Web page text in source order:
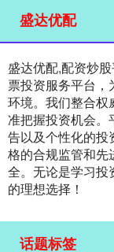
盛达优配
盛达优配,配资炒
票投资服务平台
环境。我们整合权
准把握投资机会。
告以及个性化的投
格的合规监管和先
全。无论是学习投
的理想选择！
话题标签